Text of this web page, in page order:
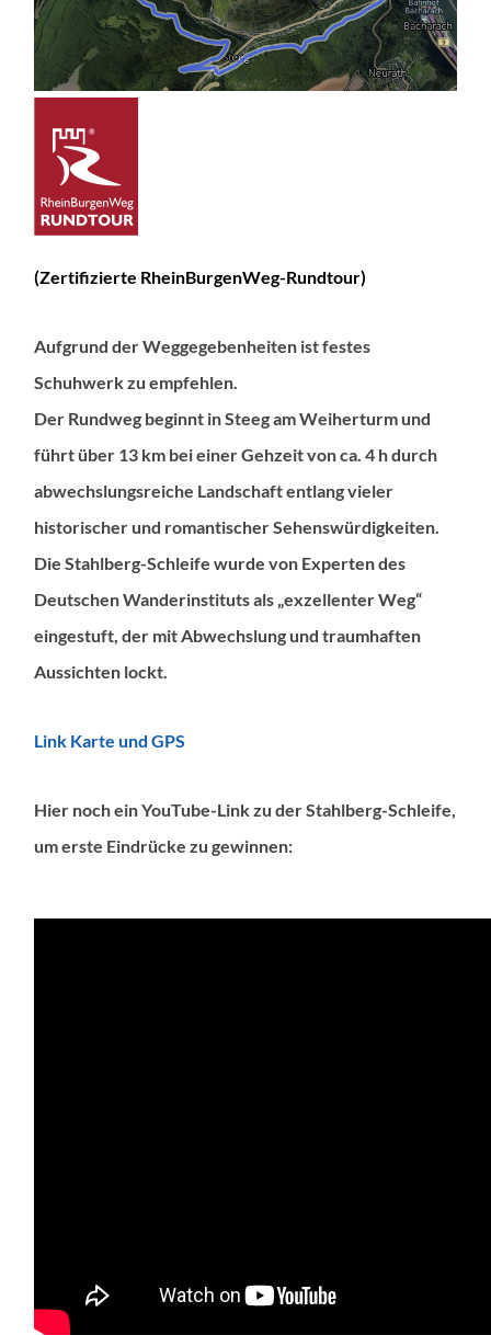
(Zertifizierte RheinBurgenWeg-Rundtour)
Aufgrund der Weggegebenheiten ist festes
Schuhwerk zu empfehlen.
Der Rundweg beginnt in Steeg am Weiherturm und
führt über 13 km bei einer Gehzeit von ca. 4 h durch
abwechslungsreiche Landschaft entlang vieler
historischer und romantischer Sehenswürdigkeiten.
Die Stahlberg-Schleife wurde von Experten des
Deutschen Wanderinstituts als „exzellenter Weg“
eingestuft, der mit Abwechslung und traumhaften
Aussichten lockt.
Link Karte und GPS
Hier noch ein YouTube-Link zu der Stahlberg-Schleife,
um erste Eindrücke zu gewinnen: